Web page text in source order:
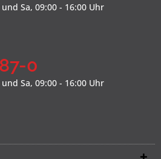
Sa, 09:00 - 16:00 Uhr
0
Sa, 09:00 - 16:00 Uhr